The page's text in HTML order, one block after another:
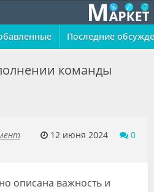
Последние
команды
12 июня 2024 0
описана важность и